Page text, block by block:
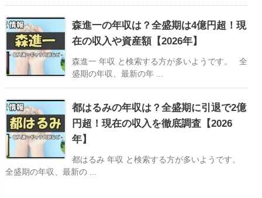
森進一の年収は？全盛期は4億円超！現
在の収入や資産額【2026年】
森進一 年収 と検索する方が多いようです。 全
盛期の年収、最新の年 ...
都はるみの年収は？全盛期に引退で2億
円超！現在の収入を徹底調査【2026
年】
都はるみ 年収 と検索する方が多いようです。
全盛期の年収、最新の ...